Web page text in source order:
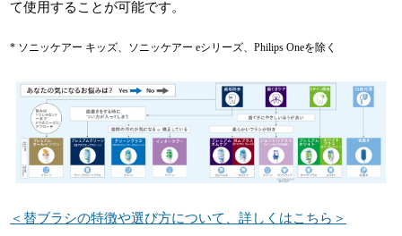
て使用することが可能です。
* ソニッケアー キッズ、ソニッケアー eシリーズ、Philips Oneを除く
＜替ブラシの特徴や選び方について、詳しくはこちら＞